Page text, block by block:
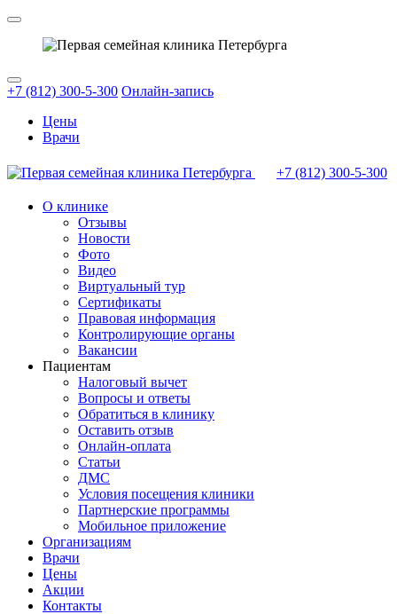
+7 (812) 300-5-300 Онлайн-запись
Цены
Врачи
+7 (812) 300-5-300
О клинике
Отзывы
Новости
Фото
Видео
Виртуальный тур
Сертификаты
Правовая информация
Контролирующие органы
Вакансии
Пациентам
Налоговый вычет
Вопросы и ответы
Обратиться в клинику
Оставить отзыв
Онлайн-оплата
Статьи
ДМС
Условия посещения клиники
Партнерские программы
Мобильное приложение
Организациям
Врачи
Цены
Акции
Контакты